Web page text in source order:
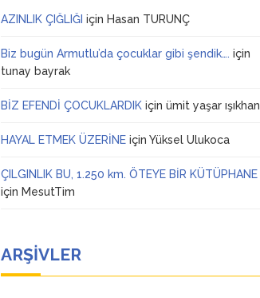
AZINLIK ÇIĞLIĞI için Hasan TURUNÇ
Biz bugün Armutlu’da çocuklar gibi şendik…. için
tunay bayrak
BİZ EFENDİ ÇOCUKLARDIK içinümit yaşar ışıkhan
HAYAL ETMEK ÜZERİNE içinYüksel Ulukoca
ÇILGINLIK BU, 1.250 km. ÖTEYE BİR KÜTÜPHANE
için MesutTim
ARŞIVLER